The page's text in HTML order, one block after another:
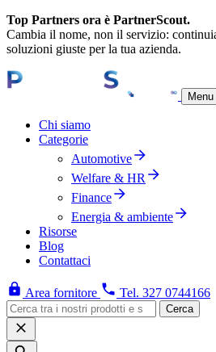
Top Partners ora è PartnerScout.
Cambia il nome, non il servizio:
soluzioni giuste per la tua azienda.
Menu
Chi siamo
Categorie
Automotive
Welfare & HR
Finance
Energia & ambiente
Risorse
Blog
Contattaci
Area fornitore Tel. 327 0744166
Cerca